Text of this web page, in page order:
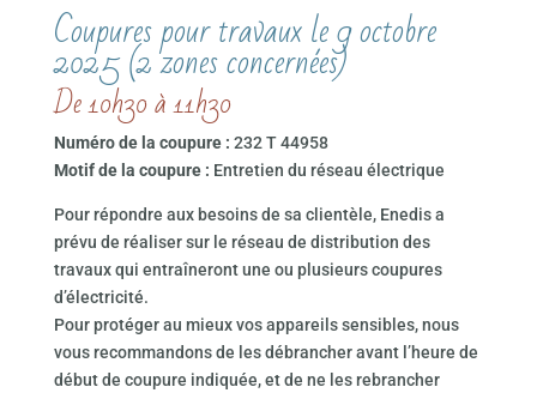
Coupures pour travaux le 9 octobre
2025 (2 zones concernées)
De 10h30 à 11h30
Numéro de la coupure : 232 T 44958
Motif de la coupure : Entretien du réseau électrique
Pour répondre aux besoins de sa clientèle, Enedis a
prévu de réaliser sur le réseau de distribution des
travaux qui entraîneront une ou plusieurs coupures
d’électricité.
Pour protéger au mieux vos appareils sensibles, nous
vous recommandons de les débrancher avant l’heure de
début de coupure indiquée, et de ne les rebrancher